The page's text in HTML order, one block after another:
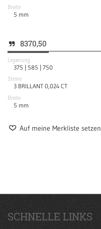
Breite
5 mm
8370,50
Legierung
375 | 585 | 750
Steine
3 BRILLANT 0,024 CT
Breite
5 mm
Auf meine Merkliste setzen
SCHNELLE LINKS